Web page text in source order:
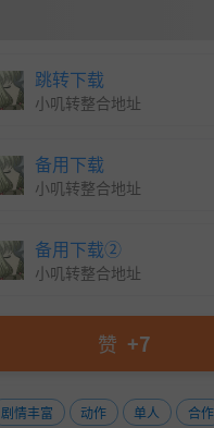
跳转下载
小叽转整合地址
备用下载
小叽转整合地址
备用下载②
小叽转整合地址
赞 +7
剧情丰富 动作 单人 合作